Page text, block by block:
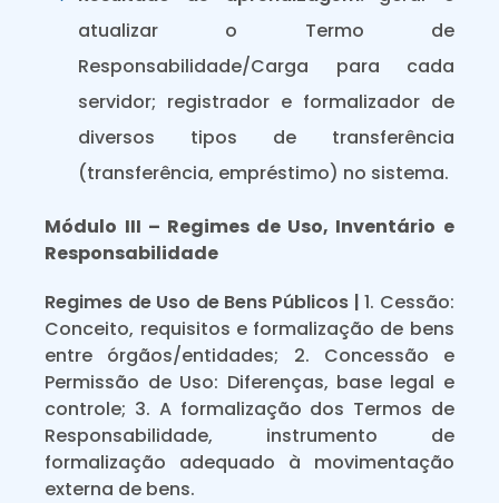
atualizar o Termo de
Responsabilidade/Carga para cada
servidor; registrador e formalizador de
diversos tipos de transferência
(transferência, empréstimo) no sistema.
Módulo III – Regimes de Uso, Inventário e
Responsabilidade
Regimes de Uso de Bens Públicos | 1. Cessão:
Conceito, requisitos e formalização de bens
entre órgãos/entidades; 2. Concessão e
Permissão de Uso: Diferenças, base legal e
controle; 3. A formalização dos Termos de
Responsabilidade, instrumento de
formalização adequado à movimentação
externa de bens.